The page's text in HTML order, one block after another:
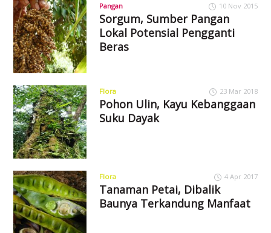
Pangan 10 Nov 2015
Sorgum, Sumber Pangan
Lokal Potensial Pengganti
Beras
Flora 23 Mar 2018
Pohon Ulin, Kayu Kebanggaan
Suku Dayak
Flora 4 Apr 2017
Tanaman Petai, Dibalik
Baunya Terkandung Manfaat